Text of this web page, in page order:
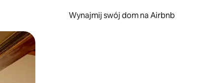
Wynajmij swój dom na Airbnb